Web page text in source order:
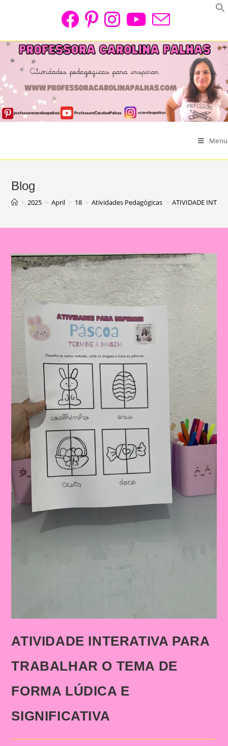
Menu
Blog
> 2025 > April > 18 > Atividades Pedagógicas > ATIVIDADE
ATIVIDADE INTERATIVA PARA
TRABALHAR O TEMA DE
FORMA LÚDICA E
SIGNIFICATIVA